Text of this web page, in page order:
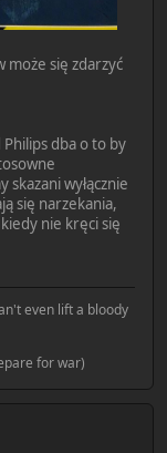
może się zdarzyć
dba o to by
wyłącznie
się narzekania,
nie kręci się
even lift a bloody
for war)